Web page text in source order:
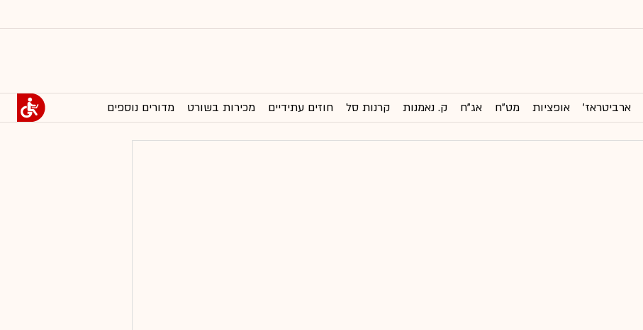
ארביטראז' אופציות מט"ח אג"ח ק. נאמנות קרנות סל חוזים עתידיים מכירות בשורט מדורים נוספים